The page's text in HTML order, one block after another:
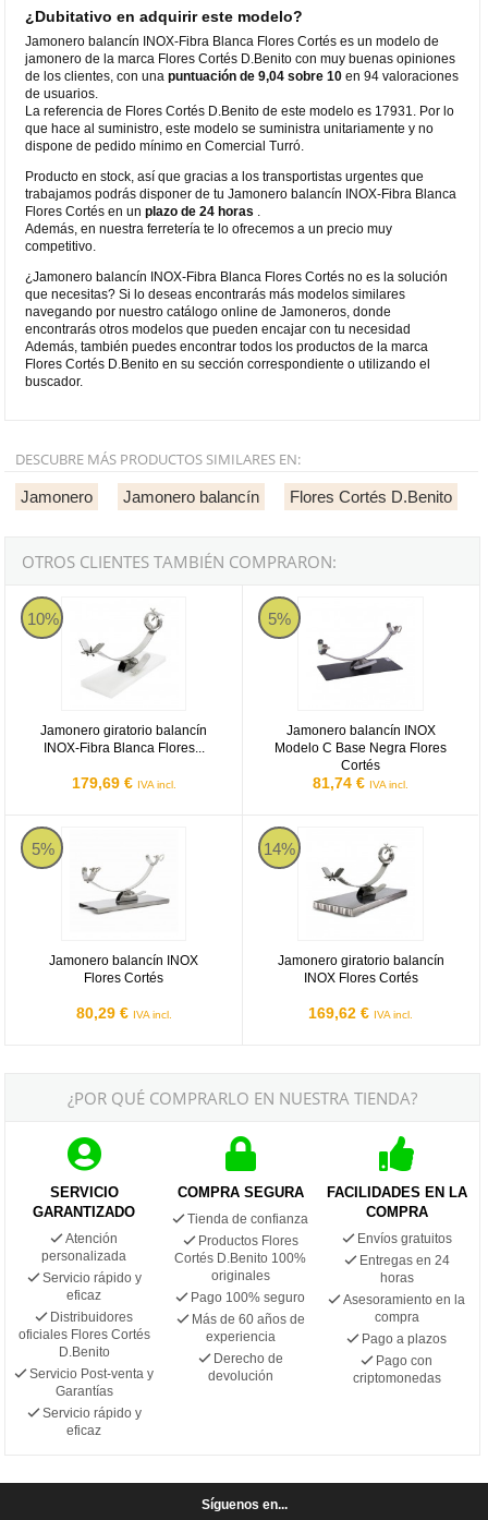
¿Dubitativo en adquirir este modelo?
Jamonero balancín INOX-Fibra Blanca Flores Cortés es un modelo de
jamonero de la marca Flores Cortés D.Benito con muy buenas opiniones
de los clientes, con unapuntuación de 9,04 sobre 10 en 94 valoraciones
de usuarios.
La referencia de Flores Cortés D.Benito de este modelo es 17931. Por lo
que hace al suministro, este modelo se suministra unitariamente y no
dispone de pedido mínimo en Comercial Turró.
Producto en stock, así que gracias a los transportistas urgentes que
trabajamos podrás disponer de tu Jamonero balancín INOX-Fibra Blanca
Flores Cortés en unplazo de 24 horas
Además, en nuestra ferretería te lo ofrecemos a un precio muy
competitivo.
¿Jamonero balancín INOX-Fibra Blanca Flores Cortés no es la solución
que necesitas? Si lo deseas encontrarás más modelos similares
navegando por nuestro catálogo online de Jamoneros, donde
encontrarás otros modelos que pueden encajar con tu necesidad
Además, también puedes encontrar todos los productos de la marca
Flores Cortés D.Benito en su sección correspondiente o utilizando el
buscador.
DESCUBRE MÁS PRODUCTOS SIMILARES EN:
Jamonero Jamonero balancín Flores Cortés D.Benito
OTROS CLIENTES TAMBIÉN COMPRARON:
10%
Jamonero giratorio balancín
INOX-Fibra Blanca Flores...
179,69 € IVA incl.
Jamonero giratorio balancín INOX-Fibra Blanca Flores Cortés
5%
Jamonero balancín INOX
Modelo C Base Negra Flores
Cortés
81,74 € IVA incl.
Jamonero balancín INOX
5%
Jamonero balancín INOX
Flores Cortés
80,29 € IVA incl.
Jamonero balancín INOX Flores Cortés
14%
Jamonero giratorio balancín
INOX Flores Cortés
169,62 € IVA incl.
Jamonero giratorio balancín
¿POR QUÉ COMPRARLO EN NUESTRA TIENDA?
SERVICIO
GARANTIZADO
Atención
personalizada
Servicio rápido y
eficaz
Distribuidores
oficiales Flores Cortés
D.Benito
Servicio Post-venta y
Garantías
Servicio rápido y
eficaz
COMPRA SEGURA
Tienda de confianza
Productos Flores
Cortés D.Benito 100%
originales
Pago 100% seguro
Más de 60 años de
experiencia
Derecho de
devolución
FACILIDADES EN LA
COMPRA
Envíos gratuitos
Entregas en 24
horas
Asesoramiento en la
compra
Pago a plazos
Pago con
criptomonedas
Síguenos en...